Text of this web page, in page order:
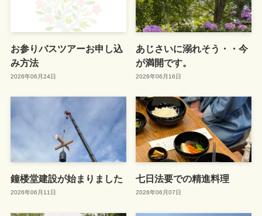
お参りバスツアーお申し込
み方法
2026年06月24日
あじさいに溺れそう・・今
が満開です。
2026年06月16日
鐘楼堂建設が始まりました
2026年06月11日
七日法要での精進料理
2026年06月07日